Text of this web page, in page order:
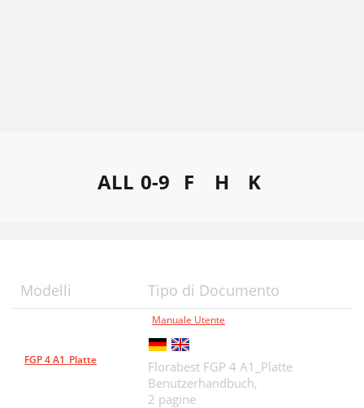
ALL 0-9 F H K
Modelli Tipo di Documento
FGP 4 A1_Platte
Manuale Utente
Florabest FGP 4 A1_Platte
Benutzerhandbuch,
2 pagine